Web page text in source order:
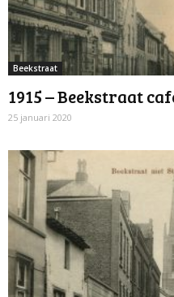
Beekstraat
1915 – Beekstraat
25 januari 2020